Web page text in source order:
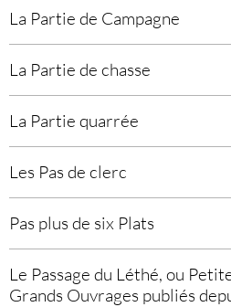
La Partie de Campagne
La Partie de chasse
La Partie quarrée
Les Pas de clerc
Pas plus de six Plats
Le Passage du Léthé, ou
Grands Ouvrages publiés